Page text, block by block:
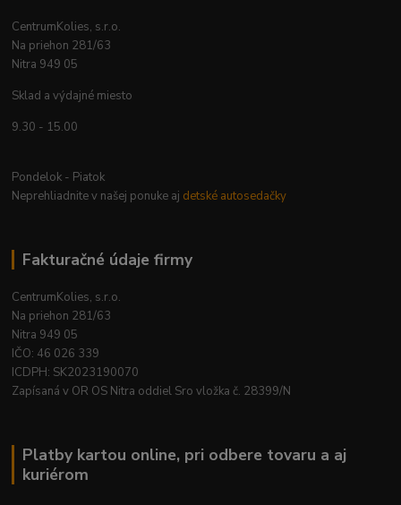
CentrumKolies, s.r.o.
Na priehon 281/63
Nitra 949 05
Sklad a výdajné miesto
9.30 - 15.00
Pondelok - Piatok
Neprehliadnite v našej ponuke aj detské autosedačky
Fakturačné údaje firmy
CentrumKolies, s.r.o.
Na priehon 281/63
Nitra 949 05
IČO: 46 026 339
ICDPH: SK2023190070
Zapísaná v OR OS Nitra oddiel Sro vložka č. 28399/N
Platby kartou online, pri odbere tovaru a aj
kuriérom